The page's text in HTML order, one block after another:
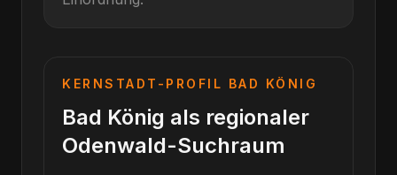
KERNSTADT-PROFIL BAD KÖNIG
Bad König als regionaler
Odenwald-Suchraum